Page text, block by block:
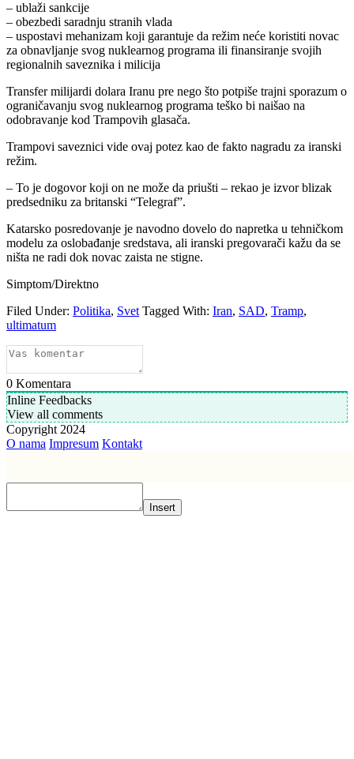
– ublaži sankcije
– obezbedi saradnju stranih vlada
– uspostavi mehanizam koji garantuje da režim neće koristiti novac
za obnavljanje svog nuklearnog programa ili finansiranje svojih
regionalnih saveznika i milicija
Transfer milijardi dolara Iranu pre nego što potpiše trajni sporazum o
ograničavanju svog nuklearnog programa teško bi naišao na
odobravanje kod Trampovih glasača.
Trampovi saveznici vide ovaj potez kao de fakto nagradu za iranski
režim.
– To je dogovor koji on ne može da priušti – rekao je izvor blizak
predsedniku za britanski “Telegraf”.
Katarsko posredovanje je navodno dovelo do napretka u tehničkom
modelu za oslobađanje sredstava, ali iranski pregovarači kažu da se
ništa ne radi dok novac zaista ne stigne.
Simptom/Direktno
Filed Under: Politika, Svet Tagged With: Iran, SAD, Tramp,
ultimatum
0 Komentara
Inline Feedbacks
View all comments
Copyright 2024
O nama Impresum Kontakt
Insert